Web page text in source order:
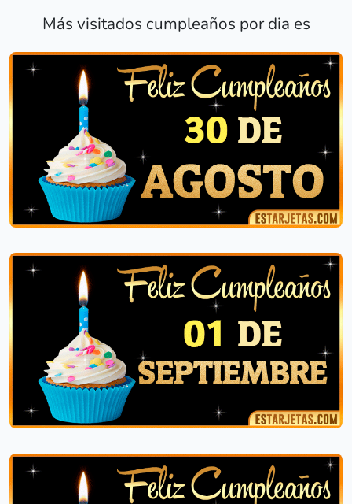
Más visitados cumpleaños por dia es